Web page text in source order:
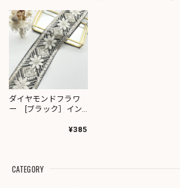
ダイヤモンドフラワ
ー [ブラック］イン
¥385
CATEGORY